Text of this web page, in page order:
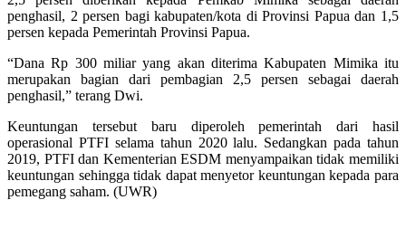
penghasil, 2 persen bagi kabupaten/kota di Provinsi Papua dan 1,5
persen kepada Pemerintah Provinsi Papua.
“Dana Rp 300 miliar yang akan diterima Kabupaten Mimika itu
merupakan bagian dari pembagian 2,5 persen sebagai daerah
penghasil,” terang Dwi.
Keuntungan tersebut baru diperoleh pemerintah dari hasil
operasional PTFI selama tahun 2020 lalu. Sedangkan pada tahun
2019, PTFI dan Kementerian ESDM menyampaikan tidak memiliki
keuntungan sehingga tidak dapat menyetor keuntungan kepada para
pemegang saham. (UWR)